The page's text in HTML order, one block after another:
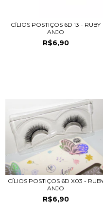
CÍLIOS POSTIÇOS 6D 13 - RUBY
ANJO
R$6,90
CÍLIOS POSTIÇOS 6D X03 -
ANJO
R$6,90